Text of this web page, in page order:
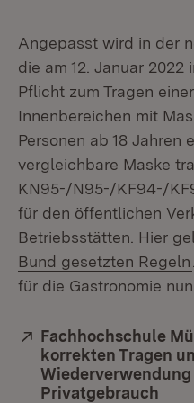
Angepasst wird in der
die am 12. Januar
Pflicht zum Tragen
Innenbereichen mit
Personen ab 18 Jahren
vergleichbare Maske
KN95-/N95-/KF94-/
für den öffentlichen
Betriebsstätten. Hier
Bund gesetzten Regeln
für die Gastronomie
Extern:
Fachhochschule
korrekten Tragen
Wiederverwendung
Privatgebrauch